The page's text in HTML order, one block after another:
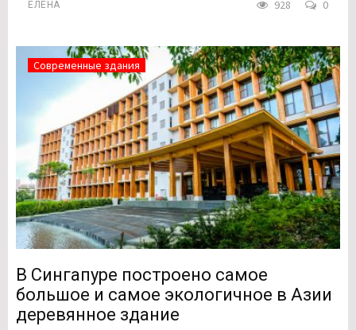
ЕЛЕНА 928 0
Современные здания
В Сингапуре построено самое
большое и самое экологичное в Азии
деревянное здание